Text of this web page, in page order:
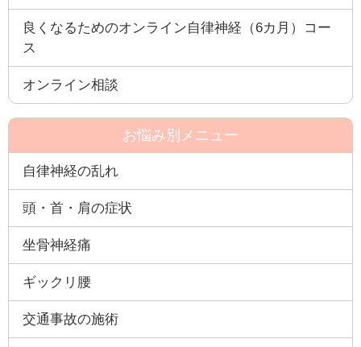
良くなるためのオンライン自律神経（6カ月）コー
ス
オンライン相談
お悩み別メニュー
自律神経の乱れ
頭・首・肩の症状
坐骨神経痛
ギックリ腰
交通事故の施術